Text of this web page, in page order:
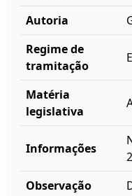
Autoria
Regime de
tramitação
Matéria
legislativa
Informações
Observação